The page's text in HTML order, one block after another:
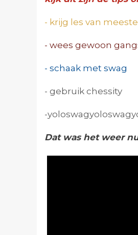
- krijg les van
- wees gewoon
- schaak met swag
- gebruik chessity
-yoloswagyoloswag
Dat was het weer